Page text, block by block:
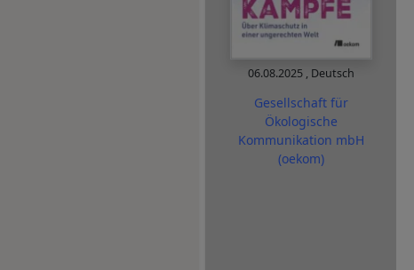
06.08.2025 , Deutsch
Gesellschaft für
Ökologische
Kommunikation mbH
(oekom)